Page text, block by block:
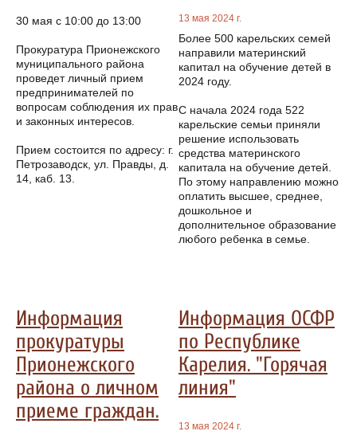
30 мая с 10:00 до 13:00
Прокуратура Прионежского
муниципального района
проведет личный прием
предпринимателей по
вопросам соблюдения их прав
и законных интересов.
Прием состоится по адресу: г.
Петрозаводск, ул. Правды, д.
14, каб. 13.
13 мая 2024 г.
Более 500 карельских семей
направили материнский
капитал на обучение детей в
2024 году.
С начала 2024 года 522
карельские семьи приняли
решение использовать
средства материнского
капитала на обучение детей.
По этому направлению можно
оплатить высшее, среднее,
дошкольное и
дополнительное образование
любого ребенка в семье.
Информация
прокуратуры
Прионежского
района о личном
приеме граждан.
Информация ОСФР
по Республике
Карелия. "Горячая
линия"
13 мая 2024 г.